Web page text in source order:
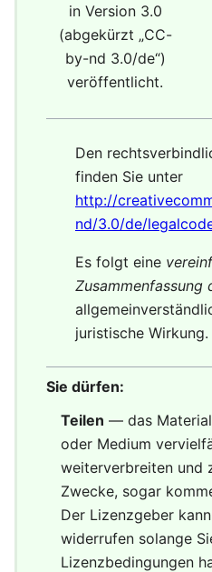
in Version 3.0
(abgekürzt „CC-
by-nd 3.0/de“)
veröffentlicht.
Den
finden Sie unter
http://
nd/3.0/de/
Es folgt eine
Zusammenfassung
juristische Wirkung.
Sie dürfen:
Teilen — das
oder Medium
weiterverbreiten und
Zwecke, sogar
Der Lizenzgeber
widerrufen solange
Lizenzbedingungen